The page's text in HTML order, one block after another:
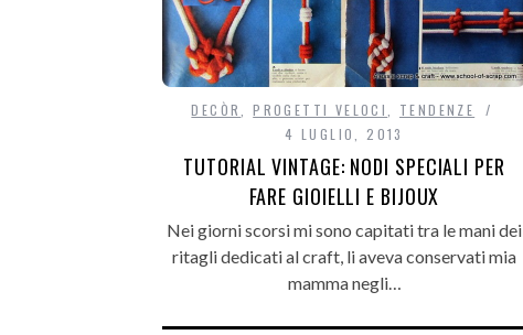
DECÒR ,PROGETTI VELOCI
TENDENZE
4 LUGLIO, 2013
TUTORIAL VINTAGE: NODI SPECIALI PER
FARE GIOIELLI E BIJOUX
Nei giorni scorsi mi sono capitati tra le mani dei
ritagli dedicati al craft, li aveva conservati mia
mamma negli…